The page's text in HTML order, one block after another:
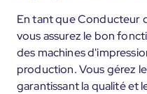
En tant que Conducteur
vous assurez le bon
des machines
production. Vous gérez
garantissant la qualité et